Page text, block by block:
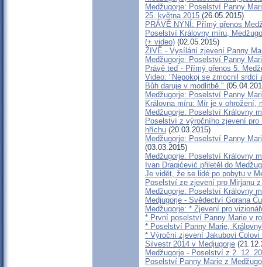
Medžugorje: Poselství Panny
25. května 2015 (26.05.2015)
PRÁVĚ NYNÍ: Přímý přenos
Poselství Královny míru,
(+ video) (02.05.2015)
ŽIVĚ - Vysílání zjevení Panny
Medžugorje: Poselství Panny
Právě teď - Přímý přenos 5.
Video: "Nepokoj se zmocnil
Bůh daruje v modlitbě."
Medžugorje: Poselství Panny
Královna míru: Mír je v ohrožení,
Medžugorje: Poselství Královny
Poselství z výročního zjevení
hříchu (20.03.2015)
Medžugorje: Poselství Panny
(03.03.2015)
Medžugorje: Poselství Královny
Ivan Dragićević přiletěl do
Je vidět, že se lidé po pobytu v
Poselství ze zjevení pro Mirjanu
Medžugorje: Poselství Královny
Medjugorje - Svědectví Gorana
Medžugorje: * Zjevení pro
* První poselství Panny Marie v
* Poselství Panny Marie,
* Výroční zjevení Jakubovi Čolovi
Silvestr 2014 v Medjugorje
Medžugorje - Poselství z 2. 12.
Poselství Panny Marie z